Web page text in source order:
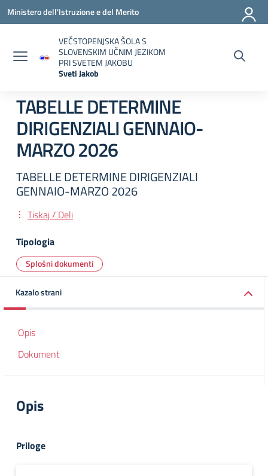
Vai ai contenuti
Vai al menu di navigazione
Vai al footer
Ministero dell'Istruzione e del Merito
VEČSTOPENJSKA ŠOLA S
SLOVENSKIM UČNIM JEZIKOM
PRI SVETEM JAKOBU
Sveti Jakob
TABELLE DETERMINE
DIRIGENZIALI GENNAIO-
MARZO 2026
TABELLE DETERMINE DIRIGENZIALI
GENNAIO-MARZO 2026
Tiskaj / Deli
Tipologia
Splošni dokumenti
Kazalo strani
Opis
Dokument
Opis
Priloge